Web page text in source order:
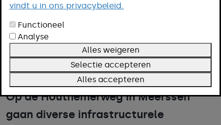
open in groter venster
Op de Houthemerweg in Meerssen
gaan diverse infrastructurele
vindt u in ons privacybeleid.
Functioneel
Analyse
Alles weigeren
Selectie accepteren
Alles accepteren